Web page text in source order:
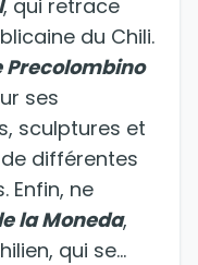
, qui retrace
du Chili.
Precolombino
ses
sculptures et
différentes
Enfin, ne
la Moneda,
qui se